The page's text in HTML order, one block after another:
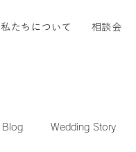
私たちについて 相談会
Blog Wedding Story